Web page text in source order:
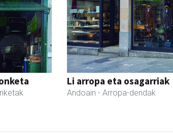
Li arropa eta osagarriak
Andoain - Arropa-dendak